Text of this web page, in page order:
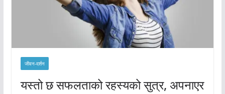
जीवन-दर्शन
यस्तो छ सफलताको रहस्यको सुत्र, अपनाएर